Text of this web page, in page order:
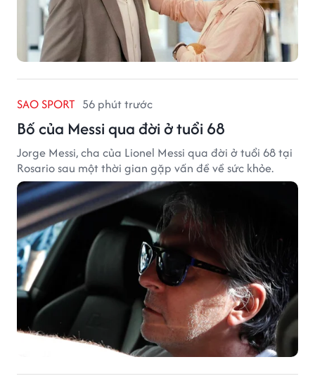
SAO SPORT 56 phút trước
Bố của Messi qua đời ở tuổi 68
Jorge Messi, cha của Lionel Messi qua đời ở tuổi 68 tại
Rosario sau một thời gian gặp vấn đề về sức khỏe.